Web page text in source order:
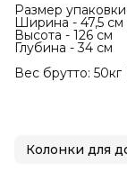
Размер упаковки:
Ширина - 47,5 см
Высота - 126 см
Глубина - 34 см
Вес брутто:
Колонки для